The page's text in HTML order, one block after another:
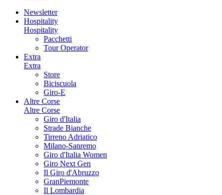
Newsletter
Hospitality
Hospitality
Pacchetti
Tour Operator
Extra
Extra
Store
Biciscuola
Giro-E
Altre Corse
Altre Corse
Giro d'Italia
Strade Bianche
Tirreno Adriatico
Milano-Sanremo
Giro d'Italia Women
Giro Next Gen
Il Giro d'Abruzzo
GranPiemonte
Il Lombardia